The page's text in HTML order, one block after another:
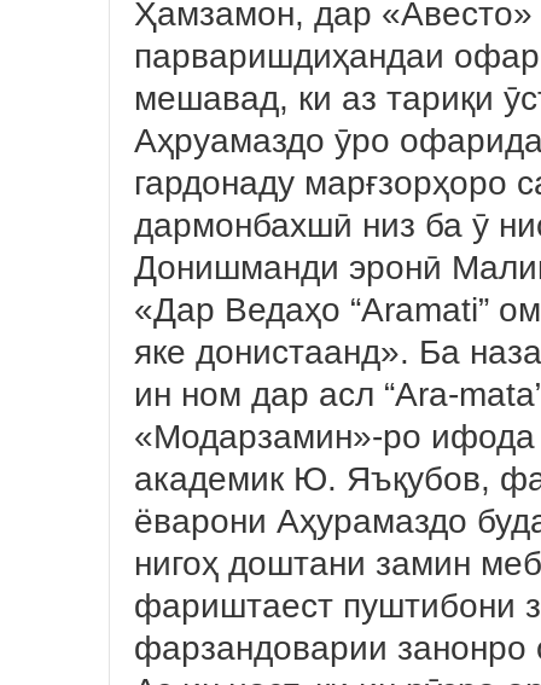
Ҳамзамон, дар
парваришдиҳандаи
мешавад, ки аз тариқи
Аҳруамаздо ӯро
гардонаду марғзорҳоро
дармонбахшӣ низ ба ӯ
Донишманди эронӣ
«Дар Ведаҳо “Arаmati”
яке донистаанд». Ба
ин ном дар асл “Ara-
«Модарзамин»-ро
академик Ю. Яъқубов,
ёварони Аҳурамаздо
нигоҳ доштани замин
фариштаест пуштибони
фарзандоварии занонро